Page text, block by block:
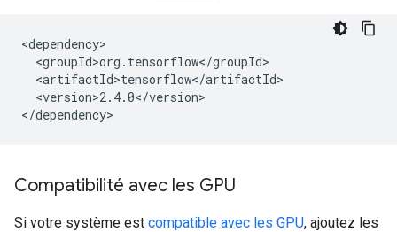
<version>2.4.0</version>
Compatibilité avec les GPU
Si votre système est compatible avec les GPU, ajoutez les